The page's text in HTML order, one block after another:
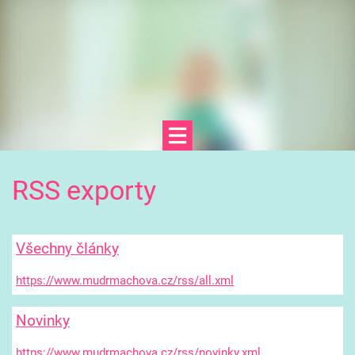
RSS exporty
Všechny články
https://www.mudrmachova.cz/rss/all.xml
Novinky